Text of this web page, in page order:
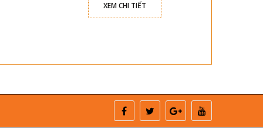
XEM CHI TIẾT